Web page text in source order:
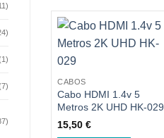
CABOS
Cabo HDMI 1.4v 5
Metros 2K UHD HK-029
15,50€